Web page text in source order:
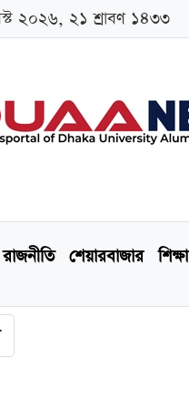
২০২৬, ২১ শ্রাবণ ১৪৩৩
রাজনীতি শেয়ারবাজার শিক্ষা